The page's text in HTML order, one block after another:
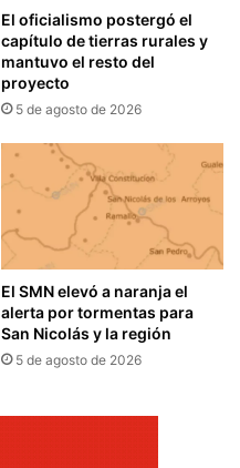
El oficialismo postergó el
capítulo de tierras rurales y
mantuvo el resto del
proyecto
5 de agosto de 2026
El SMN elevó a naranja el
alerta por tormentas para
San Nicolás y la región
5 de agosto de 2026